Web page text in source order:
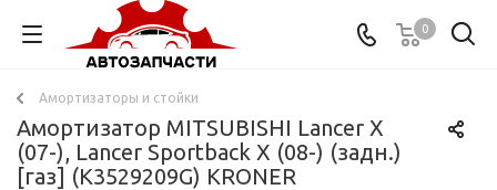
0
Амортизаторы и стойки
Амортизатор MITSUBISHI Lancer X
(07-), Lancer Sportback X (08-) (задн.)
[газ] (K3529209G) KRONER